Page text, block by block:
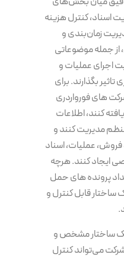
اسناد، کنترل هزینه
زمان‌بندی و
جمله موضوعاتی
اجرای عملیات و
بگذارند. برای
های فورواردری
کنند، اطلاعات
مدیریت کنند و
عملیات، اسناد
ایجاد کنند. هرچه
پرونده های حمل
قابل کنترل و
یک ساختار مشخص و
می‌تواند کنترل